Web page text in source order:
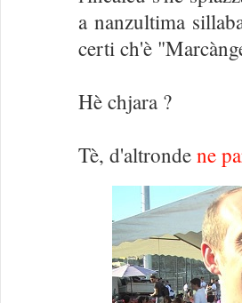
a nanzultima
certi ch'è
Hè chjara ?
Tè, d'altronde ne